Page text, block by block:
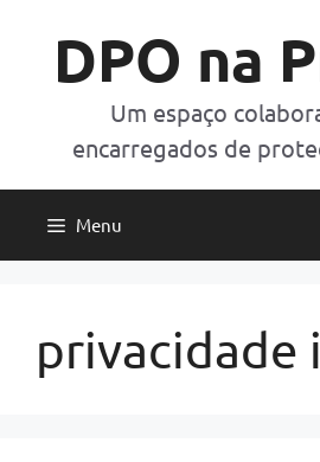
DPO na
Um espaço
encarregados de
Menu